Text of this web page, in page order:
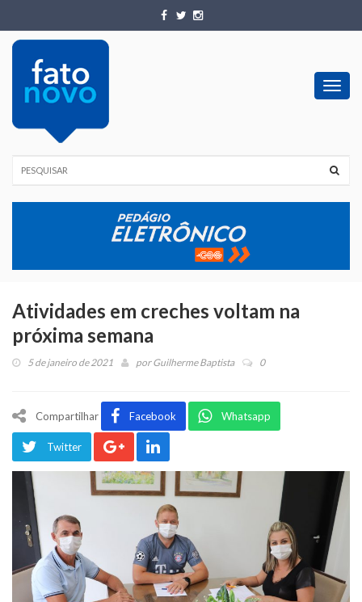
Atividades em creches voltam na
próxima semana
5 de janeiro de 2021 porGuilherme Baptista 0
Compartilhar Facebook Whatsapp
Twitter